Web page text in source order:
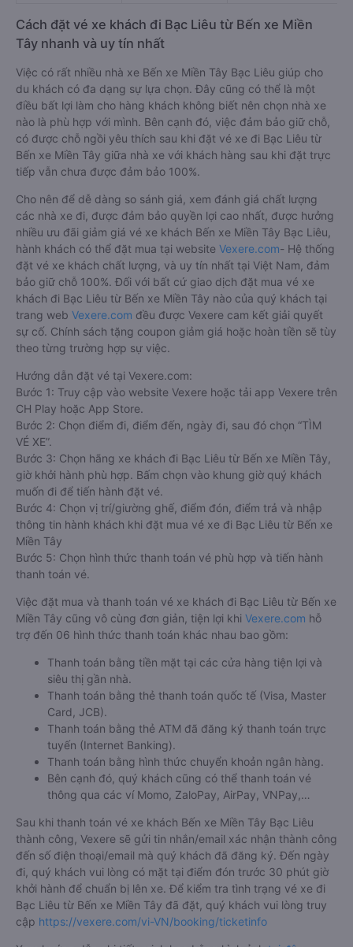
Cách đặt vé xe khách đi Bạc Liêu từ Bến xe Miền
Tây nhanh và uy tín nhất
Việc có rất nhiều nhà xe Bến xe Miền Tây Bạc Liêu giúp cho
du khách có đa dạng sự lựa chọn. Đây cũng có thể là một
điều bất lợi làm cho hàng khách không biết nên chọn nhà xe
nào là phù hợp với mình. Bên cạnh đó, việc đảm bảo giữ chỗ,
có được chỗ ngồi yêu thích sau khi đặt vé xe đi Bạc Liêu từ
Bến xe Miền Tây giữa nhà xe với khách hàng sau khi đặt trực
tiếp vẫn chưa được đảm bảo 100%.
Cho nên để dễ dàng so sánh giá, xem đánh giá chất lượng
các nhà xe đi, được đảm bảo quyền lợi cao nhất, được hưởng
nhiều ưu đãi giảm giá vé xe khách Bến xe Miền Tây Bạc Liêu,
hành khách có thể đặt mua tại website Vexere.com- Hệ thống
đặt vé xe khách chất lượng, và uy tín nhất tại Việt Nam, đảm
bảo giữ chỗ 100%. Đối với bất cứ giao dịch đặt mua vé xe
khách đi Bạc Liêu từ Bến xe Miền Tây nào của quý khách tại
trang web Vexere.com đều được Vexere cam kết giải quyết
sự cố. Chính sách tặng coupon giảm giá hoặc hoàn tiền sẽ tùy
theo từng trường hợp sự việc.
Hướng dẫn đặt vé tại Vexere.com:
Bước 1: Truy cập vào website Vexere hoặc tải app Vexere trên
CH Play hoặc App Store.
Bước 2: Chọn điểm đi, điểm đến, ngày đi, sau đó chọn “TÌM
VÉ XE”.
Bước 3: Chọn hãng xe khách đi Bạc Liêu từ Bến xe Miền Tây,
giờ khởi hành phù hợp. Bấm chọn vào khung giờ quý khách
muốn đi để tiến hành đặt vé.
Bước 4: Chọn vị trí/giường ghế, điểm đón, điểm trả và nhập
thông tin hành khách khi đặt mua vé xe đi Bạc Liêu từ Bến xe
Miền Tây
Bước 5: Chọn hình thức thanh toán vé phù hợp và tiến hành
thanh toán vé.
Việc đặt mua và thanh toán vé xe khách đi Bạc Liêu từ Bến xe
Miền Tây cũng vô cùng đơn giản, tiện lợi khi Vexere.com hỗ
trợ đến 06 hình thức thanh toán khác nhau bao gồm:
Thanh toán bằng tiền mặt tại các cửa hàng tiện lợi và
siêu thị gần nhà.
Thanh toán bằng thẻ thanh toán quốc tế (Visa, Master
Card, JCB).
Thanh toán bằng thẻ ATM đã đăng ký thanh toán trực
tuyến (Internet Banking).
Thanh toán bằng hình thức chuyển khoản ngân hàng.
Bên cạnh đó, quý khách cũng có thể thanh toán vé
thông qua các ví Momo, ZaloPay, AirPay, VNPay,…
Sau khi thanh toán vé xe khách Bến xe Miền Tây Bạc Liêu
thành công, Vexere sẽ gửi tin nhắn/email xác nhận thành công
đến số điện thoại/email mà quý khách đã đăng ký. Đến ngày
đi, quý khách vui lòng có mặt tại điểm đón trước 30 phút giờ
khởi hành để chuẩn bị lên xe. Để kiểm tra tình trạng vé xe đi
Bạc Liêu từ Bến xe Miền Tây đã đặt, quý khách vui lòng truy
cập https://vexere.com/vi-VN/booking/ticketinfo